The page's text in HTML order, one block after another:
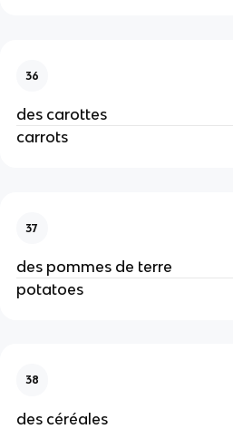
36
des carottes
carrots
37
des pommes de terre
potatoes
38
des céréales